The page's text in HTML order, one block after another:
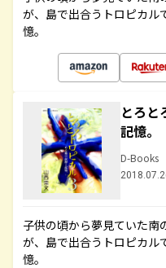
が、島で出合うトロピカル
憶。
とろ
記憶
D-Books
子供の頃から夢見ていた南
が、島で出合うトロピカル
憶。